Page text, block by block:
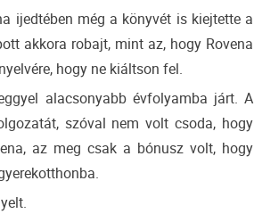
ijedtében még a könyvét is kiejtette a
akkora robajt, mint az, hogy Rovena
hogy ne kiáltson fel.
alacsonyabb évfolyamba járt. A
szóval nem volt csoda, hogy
az meg csak a bónusz volt, hogy